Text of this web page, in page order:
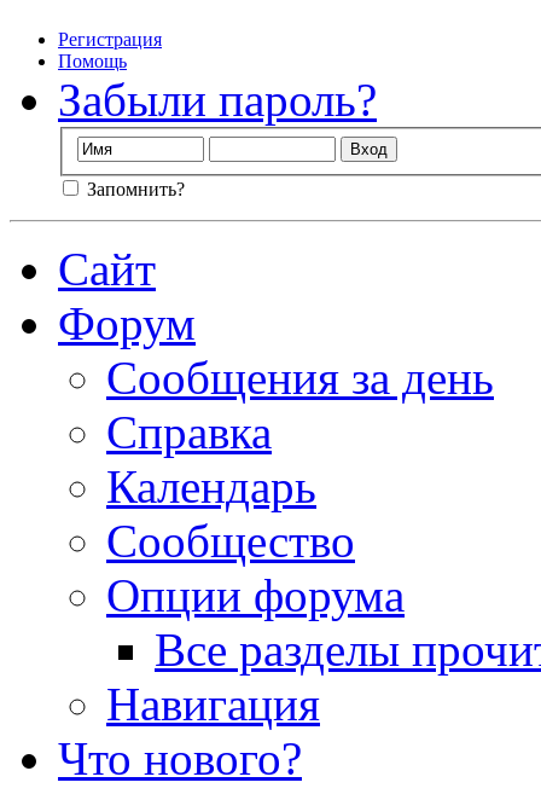
Регистрация
Помощь
Забыли пароль?
Запомнить?
Сайт
Форум
Сообщения за день
Справка
Календарь
Сообщество
Опции форума
Все разделы
Навигация
Что нового?